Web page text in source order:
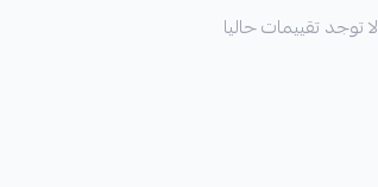
لا توجد تقييمات حاليا